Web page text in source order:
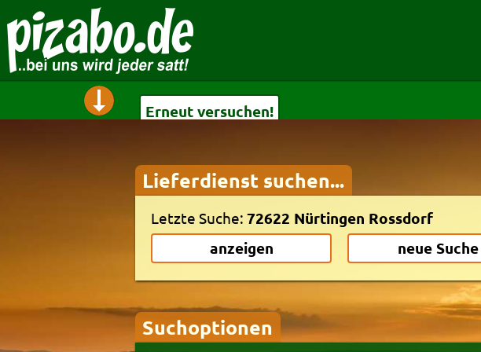
Erneut versuchen!
Erneut versuchen!
Lieferdienst suchen...
Letzte Suche: 72622 Nürtingen Rossdorf
anzeigen
neue Suche
Suchoptionen